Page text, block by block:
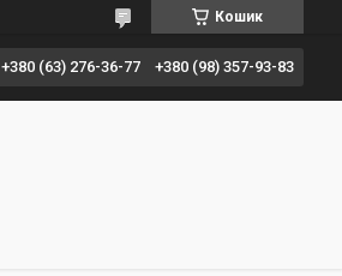
Кошик
+380 (63) 276-36-77 +380 (98) 357-93-83